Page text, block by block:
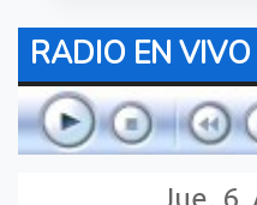
RADIO EN VIVO